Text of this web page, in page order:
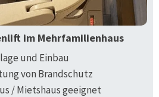
im Mehrfamilienhaus
und Einbau
von Brandschutz
/ Mietshaus geeignet